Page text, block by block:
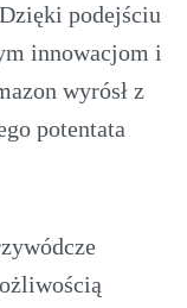
podejściu
innowacjom i
wyrósł z
potentata